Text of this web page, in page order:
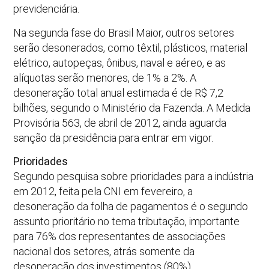
previdenciária.
Na segunda fase do Brasil Maior, outros setores
serão desonerados, como têxtil, plásticos, material
elétrico, autopeças, ônibus, naval e aéreo, e as
alíquotas serão menores, de 1% a 2%. A
desoneração total anual estimada é de R$ 7,2
bilhões, segundo o Ministério da Fazenda. A Medida
Provisória 563, de abril de 2012, ainda aguarda
sanção da presidência para entrar em vigor.
Prioridades
Segundo pesquisa sobre prioridades para a indústria
em 2012, feita pela CNI em fevereiro, a
desoneração da folha de pagamentos é o segundo
assunto prioritário no tema tributação, importante
para 76% dos representantes de associações
nacional dos setores, atrás somente da
desoneração dos investimentos (80%).